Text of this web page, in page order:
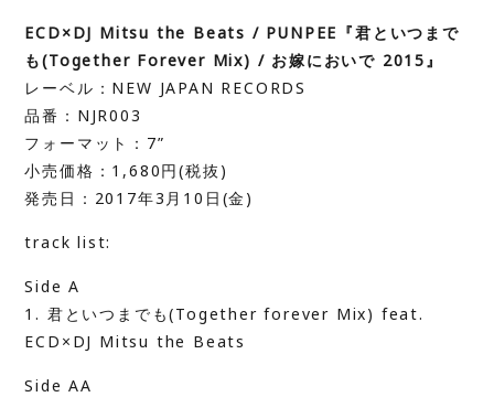
ECD×DJ Mitsu the Beats / PUNPEE『君といつまで
も(Together Forever Mix) / お嫁においで 2015』
レーベル：NEW JAPAN RECORDS
品番：NJR003
フォーマット：7”
小売価格：1,680円(税抜)
発売日：2017年3月10日(金)
track list:
Side A
1. 君といつまでも(Together forever Mix) feat.
ECD×DJ Mitsu the Beats
Side AA